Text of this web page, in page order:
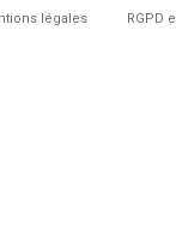
légales RGPD